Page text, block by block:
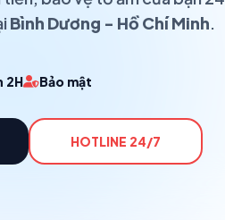
Bình Dương - Hồ Chí Minh
2H Bảo mật
HOTLINE 24/7